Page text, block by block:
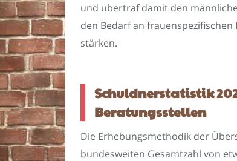
und übertraf damit den
den Bedarf an
stärken.
Schuldnerstatistik
Beratungsstellen
Die Erhebungsmethodik der
bundesweiten Gesamtzahl von